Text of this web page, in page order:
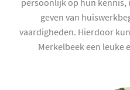
persoonlijk op hun kennis,
geven van
vaardigheden. Hierdoor
Merkelbeek een leuke